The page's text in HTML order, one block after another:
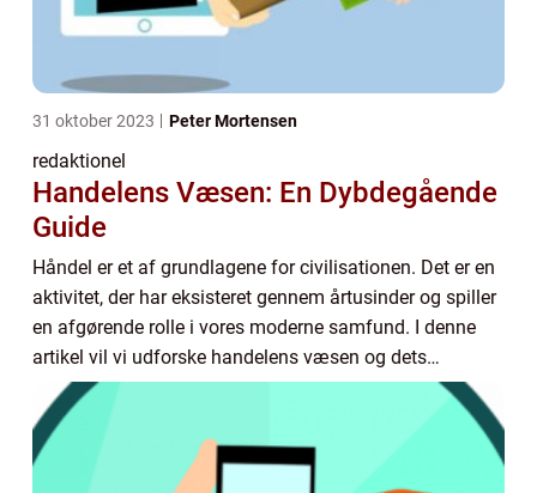
31 oktober 2023 Peter Mortensen
redaktionel
Handelens Væsen: En Dybdegående
Guide
Håndel er et af grundlagene for civilisationen. Det er en
aktivitet, der har eksisteret gennem årtusinder og spiller
en afgørende rolle i vores moderne samfund. I denne
artikel vil vi udforske handelens væsen og dets
historiske udvikling. Vi vil også...